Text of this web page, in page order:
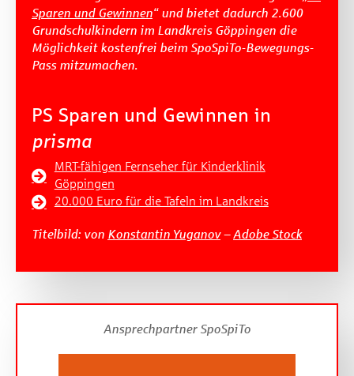
Sparen und Gewinnen“ und bietet dadurch 2.600
Grundschulkindern im Landkreis Göppingen die
Möglichkeit kostenfrei beim SpoSpiTo-Bewegungs-
Pass mitzumachen.
PS Sparen und Gewinnen in
prisma
MRT-fähigen Fernseher für Kinderklinik
Göppingen
20.000 Euro für die Tafeln im Landkreis
Titelbild: von Konstantin Yuganov–Adobe Stock
Ansprechpartner SpoSpiTo​